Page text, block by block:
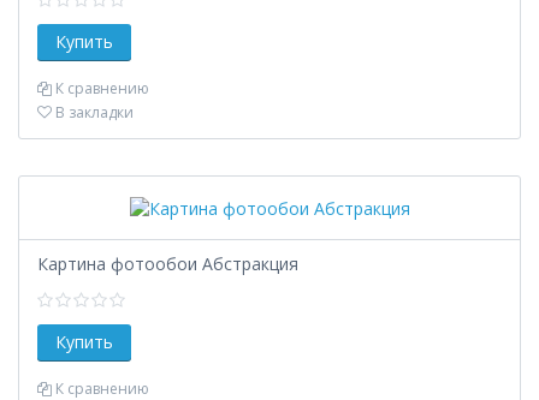
К сравнению
В закладки
Картина фотообои Абстракция
К сравнению